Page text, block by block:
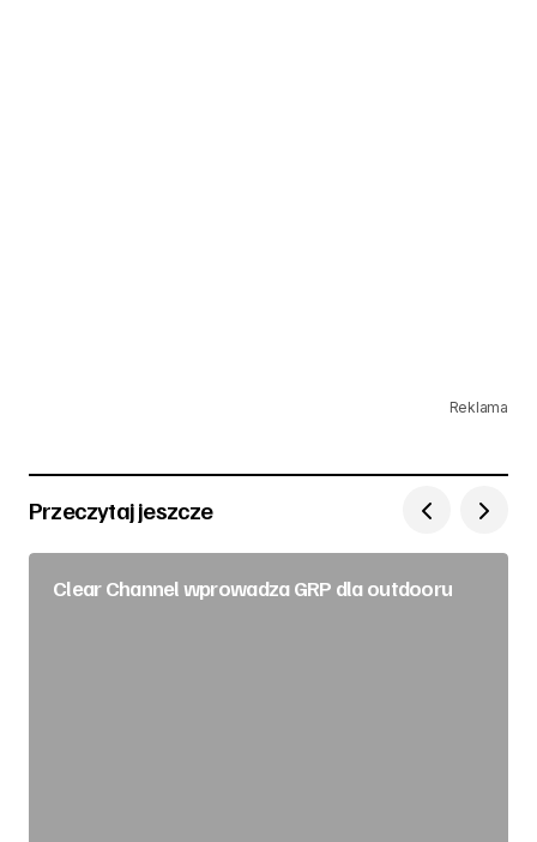
Reklama
Przeczytaj jeszcze
Clear Channel wprowadza GRP dla outdooru